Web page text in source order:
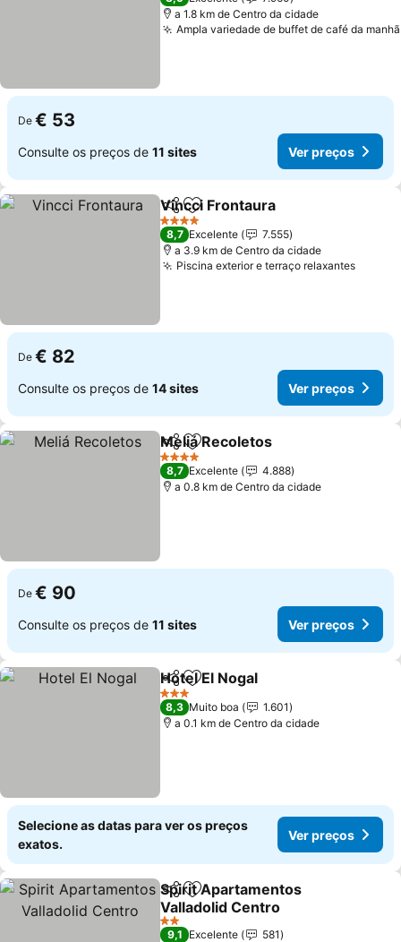
a 1.8 km de Centro da cidade
Ampla variedade de buffet de café da manhã
De € 53
Consulte os preços de 11 sites Ver preços
PartilharAdicionar aos favoritos
Vincci Frontaura
4 Estrelas
8,7 Excelente
7.555
a 3.9 km de Centro da cidade
Piscina exterior e terraço relaxantesVer
De € 82
Consulte os preços de 14 sites Ver preços
PartilharAdicionar aos favoritos
Meliá Recoletos
4 Estrelas
8,7 Excelente
4.888
a 0.8 km de Centro da cidade
De € 90
Consulte os preços de 11 sites Ver preços
PartilharAdicionar aos favoritos
Hotel El Nogal
3 Estrelas
8,3 Muito boa
1.601
a 0.1 km de Centro da cidade
Selecione as datas para ver os preços
exatos.
Ver preços
PartilharAdicionar aos favoritos
Spirit Apartamentos
Valladolid Centro
Ver preços
2 Estrelas
9,1 Excelente
581